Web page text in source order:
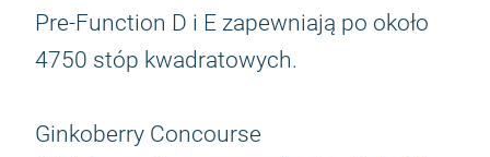
Pre-Function D i E zapewniają po około
4750 stóp kwadratowych.
Ginkoberry Concourse